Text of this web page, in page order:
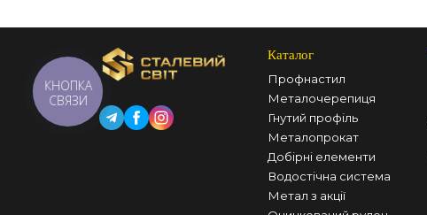
Каталог
Профнастил
Металочерепиця
Гнутий профіль
Металопрокат
Добірні елементи
Водостічна система
Метал з акції
КНОПКА
СВЯЗИ